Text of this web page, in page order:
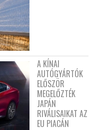
A KÍNAI
AUTÓGYÁRTÓK
ELŐSZÖR
MEGELŐZTÉK
JAPÁN
RIVÁLISAIKAT AZ
EU PIACÁN